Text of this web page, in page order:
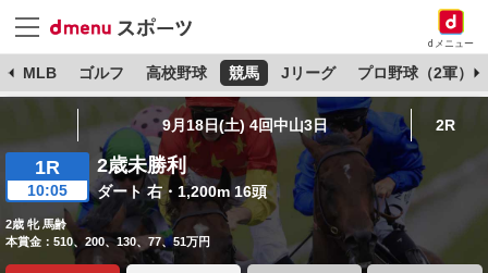
dメニュー
MLB ゴルフ 高校野球 競馬 Jリーグ プロ野球（2軍）
9月18日(土) 4回中山3日 2R
1R
10:05
2歳未勝利
ダート 右・1,200m 16頭
2歳 牝 馬齢
本賞金：510、200、130、77、51万円